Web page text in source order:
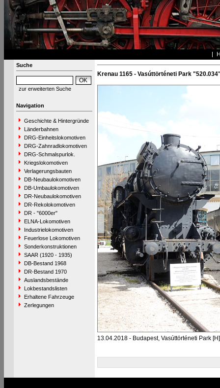
Suche
zur erweiterten Suche
Navigation
Geschichte & Hintergründe
Länderbahnen
DRG-Einheitslokomotiven
DRG-Zahnradlokomotiven
DRG-Schmalspurlok.
Kriegslokomotiven
Verlagerungsbauten
DB-Neubaulokomotiven
DB-Umbaulokomotiven
DR-Neubaulokomotiven
DR-Rekolokomotiven
DR - "6000er"
ELNA-Lokomotiven
Industrielokomotiven
Feuerlose Lokomotiven
Sonderkonstruktionen
SAAR (1920 - 1935)
DB-Bestand 1968
DR-Bestand 1970
Auslandsbestände
Lokbestandslisten
Erhaltene Fahrzeuge
Zerlegungen
Krenau 1165 - Vasúttörténeti Park
13.04.2018 - Budapest, Vasúttörténeti Park [H]